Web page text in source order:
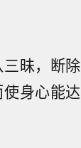
昧，断除
身心能达